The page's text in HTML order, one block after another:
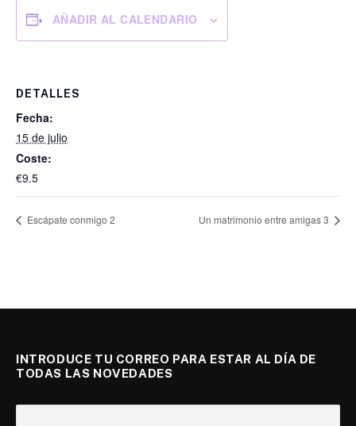
AÑADIR AL CALENDARIO
DETALLES
Fecha:
15 de julio
Coste:
€9.5
Escápate conmigo 2 Un matrimonio entre amigas 3
INTRODUCE TU CORREO PARA ESTAR AL DÍA DE
TODAS LAS NOVEDADES